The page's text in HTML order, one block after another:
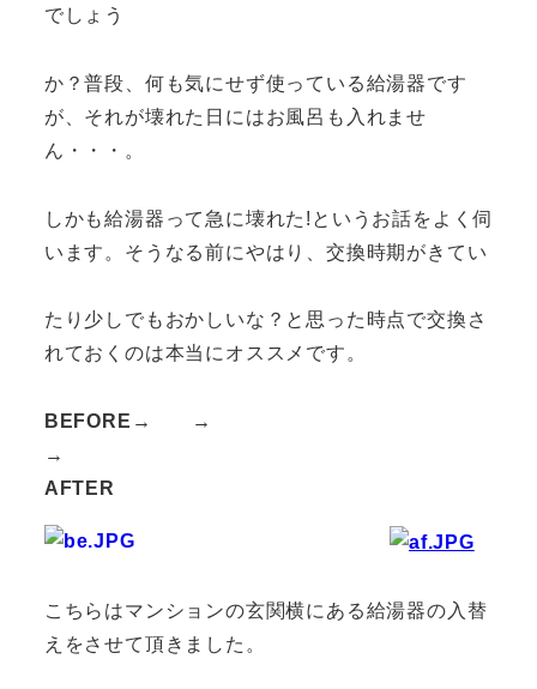
でしょう
か？普段、何も気にせず使っている給湯器です
が、それが壊れた日にはお風呂も入れませ
ん・・・。
しかも給湯器って急に壊れた!というお話をよく伺
います。そうなる前にやはり、交換時期がきてい
たり少しでもおかしいな？と思った時点で交換さ
れておくのは本当にオススメです。
BEFORE→ →
→
AFTER
こちらはマンションの玄関横にある給湯器の入替
えをさせて頂きました。